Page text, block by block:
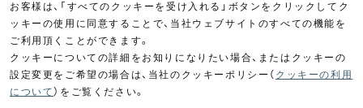
製品ポスター
お客様は、「すべてのクッキーを受け入れる」ボタンをクリックしてク
ッキーの使用に同意することで、当社ウェブサイトのすべての機能を
ご利用頂くことができます。
クッキーについての詳細をお知りになりたい場合、またはクッキーの
設定変更をご希望の場合は、当社のクッキーポリシー（ クッキーの利用
について ）をご覧ください。